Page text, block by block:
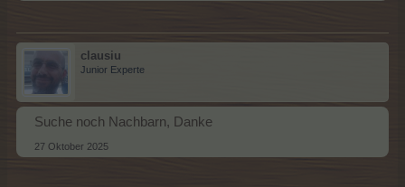
clausiu
Junior Experte
Suche noch Nachbarn, Danke
27 Oktober 2025